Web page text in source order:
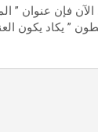
فإن عنوان ”
” يكاد يكون